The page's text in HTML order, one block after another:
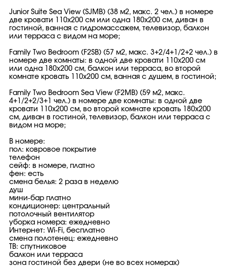
Junior Suite Sea View (SJMB) (38 м2, макс. 2 чел.) в номере
две кровати 110x200 см или одна 180x200 см, диван в
гостиной, ванная с гидромассажем, телевизор, балкон
или терраса с видом на море;
Family Two Bedroom (F2SB) (57 м2, макс. 3+2/4+1/2+2 чел.) в
номере две комнаты: в одной две кровати 110x200 см
или одна 180x200 см, балкон или терраса, во второй
комнате кровать 110x200 см, ванная с душем, в гостиной;
Family Two Bedroom Sea View (F2MB) (59 м2, макс.
4+1/2+2/3+1 чел.) в номере две комнаты: в одной две
кровати 110x200 см, во второй комнате кровать 180x200
см, диван в гостиной, телевизор, балкон или терраса с
видом на море;
В номере:
пол: ковровое покрытие
телефон
сейф: в номере, платно
фен: есть
смена белья: 2 раза в неделю
душ
мини-бар платно
кондиционер: центральный
потолочный вентилятор
уборка номера: ежедневно
Интернет: Wi-Fi, бесплатно
смена полотенец: ежедневно
ТВ: спутниковое
балкон или терраса
зона гостиной без двери (не во всех номерах)